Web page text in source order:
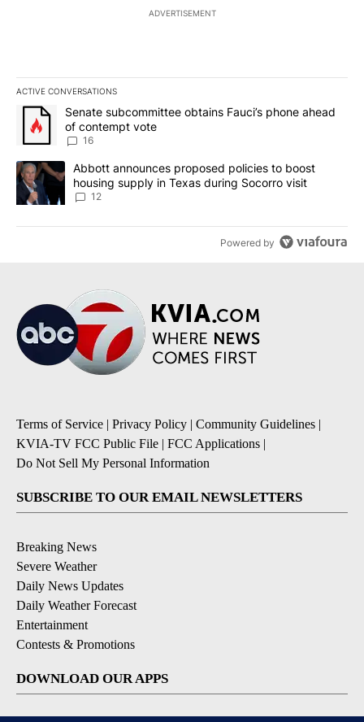
ADVERTISEMENT
ACTIVE CONVERSATIONS
The following is a list of the most commented articles in the last
A trending article titled "Senate subcommittee obtains Fauci’s
Senate subcommittee obtains Fauci’s phone ahead
of contempt vote
16
A trending article titled "Abbott announces proposed policies to
Abbott announces proposed policies to boost
housing supply in Texas during Socorro visit
12
Powered by
Terms of Service | Privacy Policy | Community Guidelines |
KVIA-TV FCC Public File | FCC Applications |
Do Not Sell My Personal Information
SUBSCRIBE TO OUR EMAIL NEWSLETTERS
Breaking News
Severe Weather
Daily News Updates
Daily Weather Forecast
Entertainment
Contests & Promotions
DOWNLOAD OUR APPS